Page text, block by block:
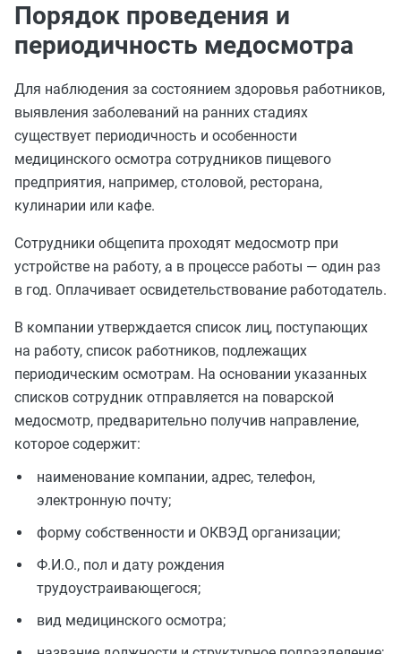
Порядок проведения и
периодичность медосмотра
Для наблюдения за состоянием здоровья работников,
выявления заболеваний на ранних стадиях
существует периодичность и особенности
медицинского осмотра сотрудников пищевого
предприятия, например, столовой, ресторана,
кулинарии или кафе.
Сотрудники общепита проходят медосмотр при
устройстве на работу, а в процессе работы — один раз
в год. Оплачивает освидетельствование работодатель.
В компании утверждается список лиц, поступающих
на работу, список работников, подлежащих
периодическим осмотрам. На основании указанных
списков сотрудник отправляется на поварской
медосмотр, предварительно получив направление,
которое содержит:
наименование компании, адрес, телефон,
электронную почту;
форму собственности и ОКВЭД организации;
Ф.И.О., пол и дату рождения
трудоустраивающегося;
вид медицинского осмотра;